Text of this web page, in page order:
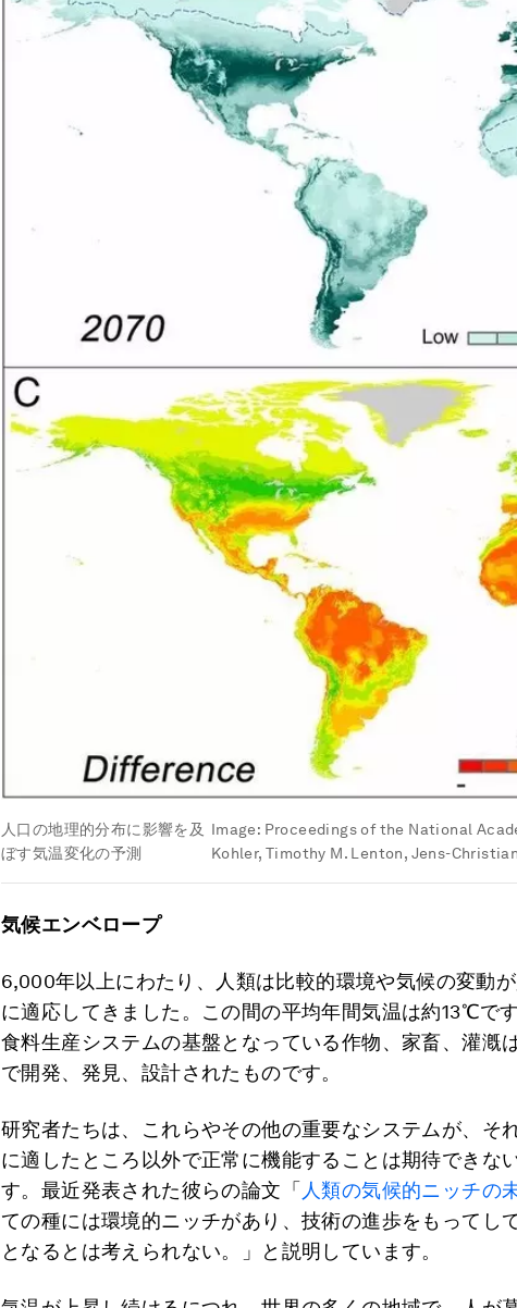
人口の地理的分布に影響を及
ぼす気温変化の予測
Image: Proceedings of the National
Kohler, Timothy M. Lenton, Jens-
気候エンベロープ
6,000年以上にわたり、人類は比較的環境や気候の変動
に適応してきました。この間の平均年間気温は約13℃で
食料生産システムの基盤となっている作物、家畜、灌漑
で開発、発見、設計されたものです。
研究者たちは、これらやその他の重要なシステムが、そ
に適したところ以外で正常に機能することは期待できな
す。最近発表された彼らの論文「 人類の気候的ニッチの
ての種には環境的ニッチがあり、技術の進歩をもってし
となるとは考えられない。」と説明しています。